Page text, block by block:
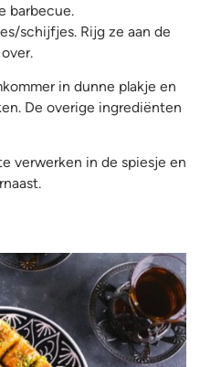
barbecue.
schijfjes. Rijg ze aan de
in dunne plakje en
De overige ingrediënten
verwerken in de spiesje en